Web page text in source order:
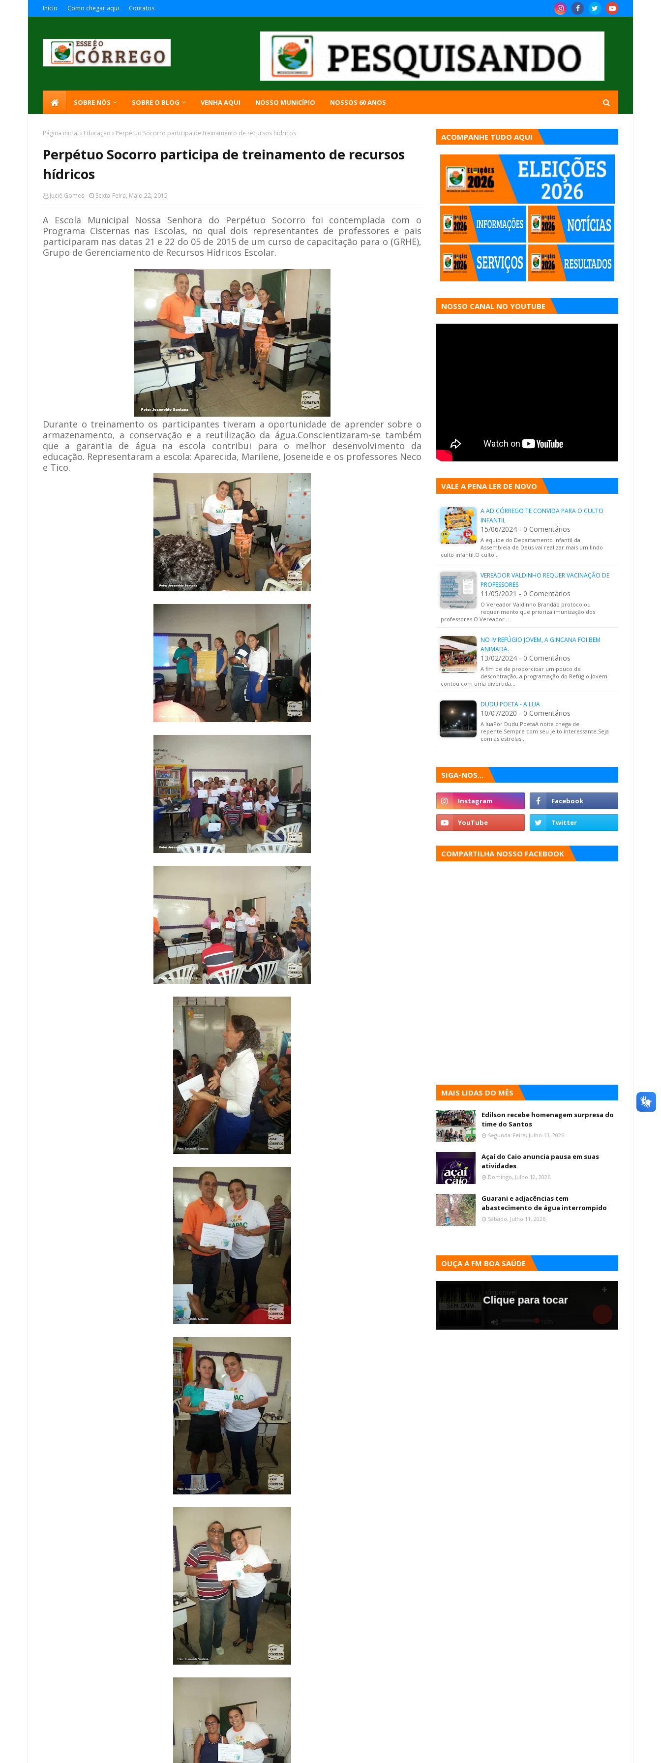
Início Como chegar aqui Contatos
SOBRE NÓS SOBRE O BLOG VENHA AQUI NOSSO MUNICÍPIO NOSSOS 60 ANOS
Página inicial Educação Perpétuo Socorro participa de treinamento de recursos hídricos
Perpétuo Socorro participa de treinamento de recursos
hídricos
Juciê Gomes Sexta-Feira, Maio 22, 2015
A Escola Municipal Nossa Senhora do Perpétuo Socorro foi contemplada com o
Programa Cisternas nas Escolas, no qual dois representantes de professores e pais
participaram nas datas 21 e 22 do 05 de 2015 de um curso de capacitação para o (GRHE),
Grupo de Gerenciamento de Recursos Hídricos Escolar.
Durante o treinamento os participantes tiveram a oportunidade de aprender sobre o
armazenamento, a conservação e a reutilização da água.Conscientizaram-se também
que a garantia de água na escola contribui para o melhor desenvolvimento da
educação. Representaram a escola: Aparecida, Marilene, Joseneide e os professores Neco
e Tico.
ACOMPANHE TUDO AQUI
NOSSO CANAL NO YOUTUBE
VALE A PENA LER DE NOVO
A AD CÓRREGO TE CONVIDA PARA O CULTO
INFANTIL
15/06/2024 - 0 Comentários
A equipe do Departamento Infantil da
Assembleia de Deus vai realizar mais um lindo
culto infantil.O culto…
VEREADOR VALDINHO REQUER VACINAÇÃO DE
PROFESSORES
11/05/2021 - 0 Comentários
O Vereador Valdinho Brandão protocolou
requerimento que prioriza imunização dos
professores.O Vereador…
NO IV REFÚGIO JOVEM, A GINCANA FOI BEM
ANIMADA.
13/02/2024 - 0 Comentários
A fim de de proporcioar um pouco de
descontração, a programação do Refúgio Jovem
contou com uma divertida…
DUDU POETA - A LUA
10/07/2020 - 0 Comentários
A luaPor Dudu PoetaA noite chega de
repente.Sempre com seu jeito interessante.Seja
com as estrelas…
SIGA-NOS...
COMPARTILHA NOSSO FACEBOOK
MAIS LIDAS DO MÊS
Edilson recebe homenagem surpresa do
time do Santos
Segunda-Feira, Julho 13, 2026
Açaí do Caio anuncia pausa em suas
atividades
Domingo, Julho 12, 2026
Guarani e adjacências tem
abastecimento de água interrompido
Sábado, Julho 11, 2026
OUÇA A FM BOA SAÚDE